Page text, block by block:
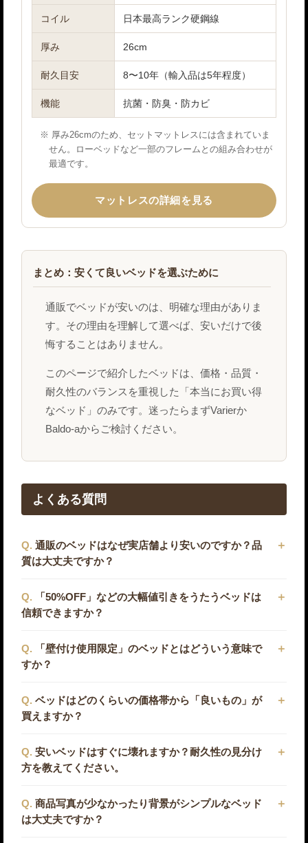
コイル 日本最高ランク硬鋼線
厚み 26cm
耐久目安 8〜10年（輸入品は5年程度）
機能 抗菌・防臭・防カビ
厚み26cmのため、セットマットレスには含まれていま
せん。ローベッドなど一部のフレームとの組み合わせが
最適です。
マットレスの詳細を見る
まとめ：安くて良いベッドを選ぶために
通販でベッドが安いのは、明確な理由がありま
す。その理由を理解して選べば、安いだけで後
悔することはありません。
このページで紹介したベッドは、価格・品質・
耐久性のバランスを重視した「本当にお買い得
なベッド」のみです。迷ったらまずVarierか
Baldo-aからご検討ください。
よくある質問
通販のベッドはなぜ実店舗より安いのですか？品
質は大丈夫ですか？
「50%OFF」などの大幅値引きをうたうベッドは
信頼できますか？
「壁付け使用限定」のベッドとはどういう意味で
すか？
ベッドはどのくらいの価格帯から「良いもの」が
買えますか？
安いベッドはすぐに壊れますか？耐久性の見分け
方を教えてください。
商品写真が少なかったり背景がシンプルなベッド
は大丈夫ですか？